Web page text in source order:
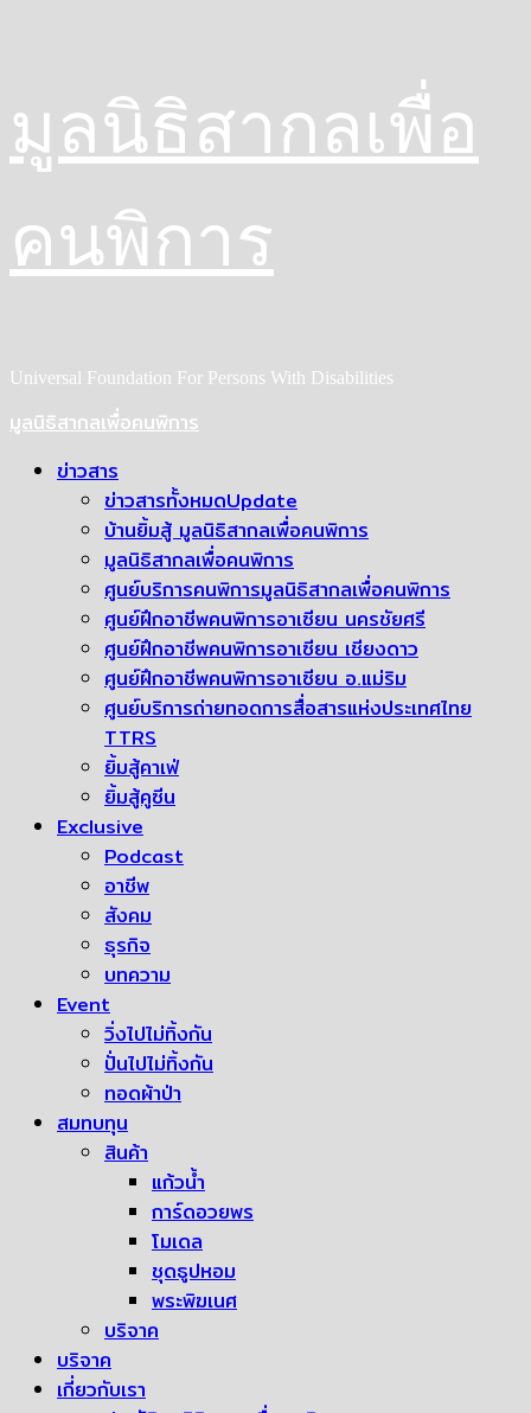
content
มูลนิธิสากลเพื่อ
คนพิการ
Universal Foundation For Persons With Disabilities
Primary
มูลนิธิสากลเพื่อคนพิการ
ข่าวสาร
ข่าวสารทั้งหมดUpdate
บ้านยิ้มสู้ มูลนิธิสากลเพื่อคนพิการ
มูลนิธิสากลเพื่อคนพิการ
ศูนย์บริการคนพิการมูลนิธิสากลเพื่อคนพิการ
ศูนย์ฝึกอาชีพคนพิการอาเซียน นครชัยศรี
ศูนย์ฝึกอาชีพคนพิการอาเซียน เชียงดาว
ศูนย์ฝึกอาชีพคนพิการอาเซียน อ.แม่ริม
ศูนย์บริการถ่ายทอดการสื่อสารแห่งประเทศไทย
TTRS
ยิ้มสู้คาเฟ่
ยิ้มสู้คูซีน
Exclusive
Podcast
อาชีพ
สังคม
ธุรกิจ
บทความ
Event
วิ่งไปไม่ทิ้งกัน
ปั่นไปไม่ทิ้งกัน
ทอดผ้าป่า
สมทบทุน
สินค้า
แก้วน้ำ
การ์ดอวยพร
โมเดล
ชุดธูปหอม
พระพิฆเนศ
บริจาค
บริจาค
เกี่ยวกับเรา